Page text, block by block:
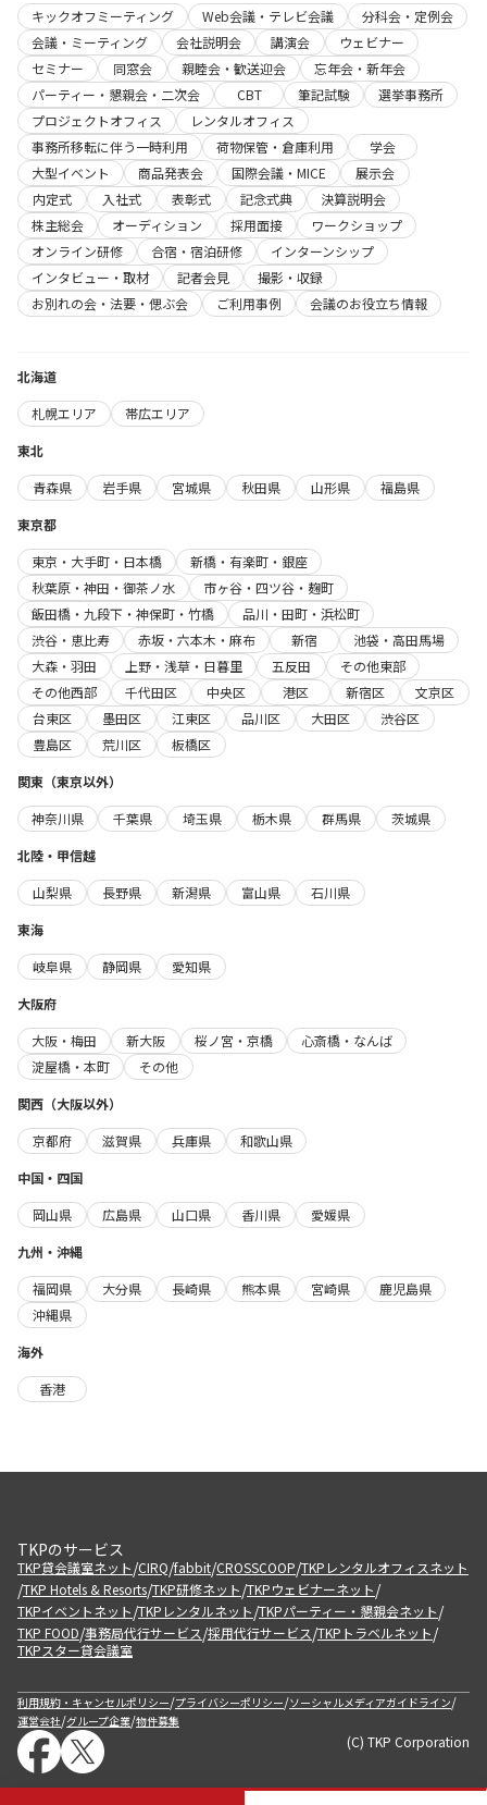
キックオフミーティング
Web会議・テレビ会議
分科会・定例会
会議・ミーティング
会社説明会 講演会
ウェビナー
セミナー
同窓会 親睦会・歓送迎会
忘年会・新年会
パーティー・懇親会・二次会
CBT 筆記試験
選挙事務所
プロジェクトオフィス
レンタルオフィス
事務所移転に伴う一時利用
荷物保管・倉庫利用
学会
大型イベント
商品発表会 国際会議・MICE
展示会
内定式
入社式 表彰式 記念式典
決算説明会
株主総会
オーディション 採用面接
ワークショップ
オンライン研修
合宿・宿泊研修
インターンシップ
インタビュー・取材
記者会見
撮影・収録
お別れの会・法要・偲ぶ会
ご利用事例 会議のお役立ち情報
北海道
札幌エリア
帯広エリア
東北
青森県
岩手県 宮城県 秋田県 山形県
福島県
東京都
東京・大手町・日本橋
新橋・有楽町・銀座
秋葉原・神田・御茶ノ水
市ヶ谷・四ツ谷・麹町
飯田橋・九段下・神保町・竹橋
品川・田町・浜松町
渋谷・恵比寿
赤坂・六本木・麻布 新宿
池袋・高田馬場
大森・羽田
上野・浅草・日暮里 五反田
その他東部
その他西部
千代田区 中央区 港区 新宿区
文京区
台東区
墨田区 江東区 品川区 大田区
渋谷区
豊島区
荒川区
板橋区
関東（東京以外）
神奈川県
千葉県 埼玉県 栃木県 群馬県
茨城県
北陸・甲信越
山梨県
長野県 新潟県 富山県
石川県
東海
岐阜県
静岡県
愛知県
大阪府
大阪・梅田
新大阪 桜ノ宮・京橋
心斎橋・なんば
淀屋橋・本町
その他
関西（大阪以外）
京都府
滋賀県 兵庫県
和歌山県
中国・四国
岡山県
広島県 山口県 香川県
愛媛県
九州・沖縄
福岡県
大分県 長崎県 熊本県 宮崎県
鹿児島県
沖縄県
海外
香港
TKPのサービス
TKP貸会議室ネット/CIRQ/fabbit/CROSSCOOP/TKPレンタルオフィスネット
/TKP Hotels & Resorts/TKP研修ネット/TKPウェビナーネット/
TKPイベントネット/TKPレンタルネット/TKPパーティー・懇親会ネット/
TKP FOOD/事務局代行サービス/採用代行サービス/TKPトラベルネット/
TKPスター貸会議室
利用規約・キャンセルポリシー/プライバシーポリシー/ソーシャルメディアガイドライン/
運営会社/グループ企業/物件募集
(C) TKP Corporation